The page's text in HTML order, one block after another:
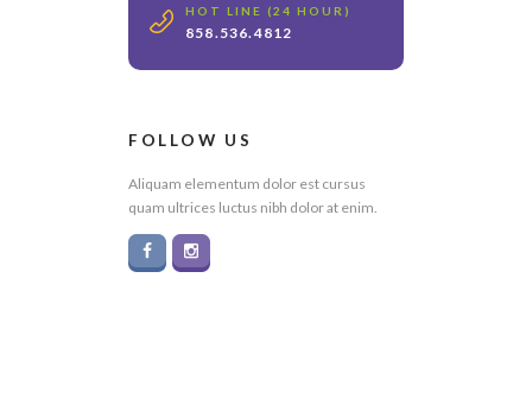
HOT LINE (24 HOUR)
858.536.4812
FOLLOW US
Aliquam elementum dolor est cursus
quam ultrices luctus nibh dolor at enim.